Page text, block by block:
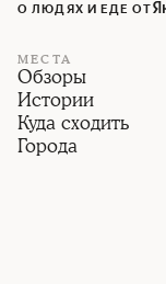
О ЛЮДЯХ И ЕДЕ ОТ
МЕСТА
Обзоры
Истории
Куда сходить
Города